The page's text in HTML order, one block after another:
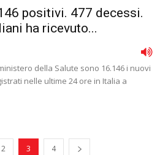
positivi. 477 decessi.
ha ricevuto...
della Salute sono 16.146 i nuovi
nelle ultime 24 ore in Italia a
2 3 4